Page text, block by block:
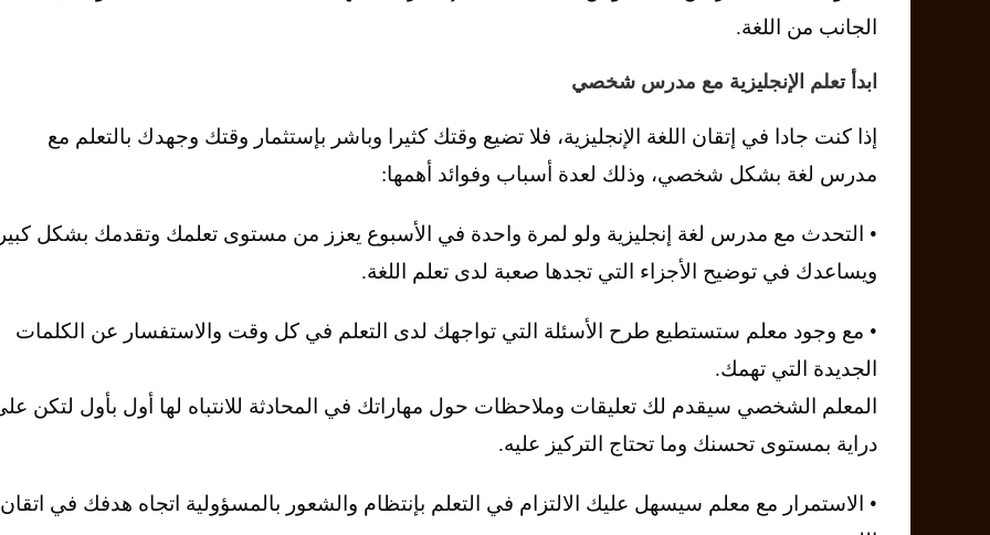
الجانب من اللغة.
ابدأ تعلم الإنجليزية مع مدرس شخصي
إذا كنت جادا في إتقان اللغة الإنجليزية، فلا تضيع وقتك كثيرا وباشر بإستثمار وقتك وجهدك بالتعلم مع
مدرس لغة بشكل شخصي، وذلك لعدة أسباب وفوائد أهمها:
• التحدث مع مدرس لغة إنجليزية ولو لمرة واحدة في الأسبوع يعزز من مستوى تعلمك وتقدمك بشكل
ويساعدك في توضيح الأجزاء التي تجدها صعبة لدى تعلم اللغة.
• مع وجود معلم ستستطيع طرح الأسئلة التي تواجهك لدى التعلم في كل وقت والاستفسار عن الكلمات
الجديدة التي تهمك.
المعلم الشخصي سيقدم لك تعليقات وملاحظات حول مهاراتك في المحادثة للانتباه لها أول بأول لتكن
دراية بمستوى تحسنك وما تحتاج التركيز عليه.
• الاستمرار مع معلم سيسهل عليك الالتزام في التعلم بإنتظام والشعور بالمسؤولية اتجاه هدفك في اتقان